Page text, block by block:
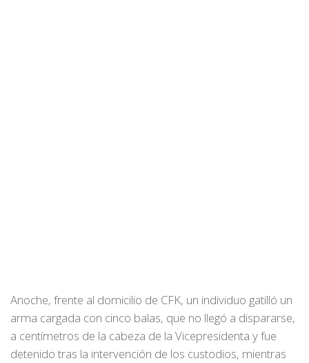
Anoche, frente al domicilio de CFK, un individuo gatilló un
arma cargada con cinco balas, que no llegó a dispararse,
a centímetros de la cabeza de la Vicepresidenta y fue
detenido tras la intervención de los custodios, mientras